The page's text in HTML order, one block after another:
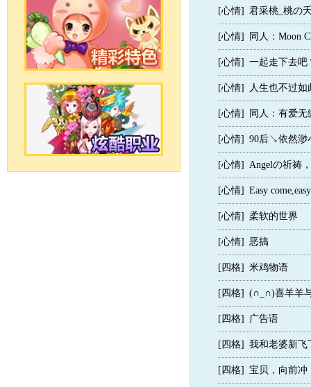
[心情] 君采桃_桃の
[心情] 同人：Moon
[心情] 一起走下去吧
[心情] 人生也不过如
[心情] 同人：有爱无
[心情] 90后↘依然渺
[心情] Angelの祈祷
[心情] Easy
[心情] 柔软的世界
[心情] 恶搞
[四格] 米鸡物语
[四格] (∩_∩)喜羊羊
[四格] 广告语
[四格] 我和老婆新飞
[四格] 宝贝，向前冲